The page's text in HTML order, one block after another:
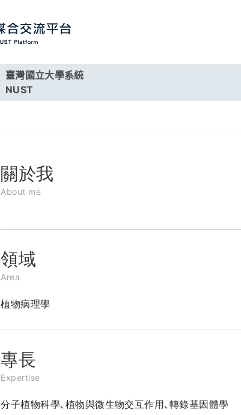
臺灣國立大學系統
NUST
關於我
About me
領域
Area
植物病理學
專長
Expertise
分子植物科學､植物與微生物交互作用､轉錄基因體學